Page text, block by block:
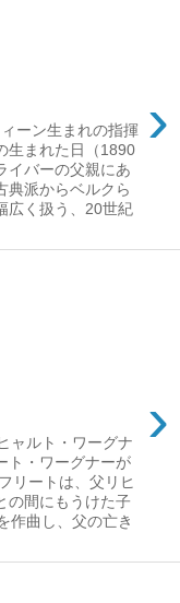
›
ーン生まれの指揮
生まれた日（1890
イバーの父親にあ
典派からベルクら
広く扱う、20世紀
›
ャルト・ワーグナ
ト・ワーグナーが
リートは、父リヒ
の間にもうけた子
作曲し、父の亡き